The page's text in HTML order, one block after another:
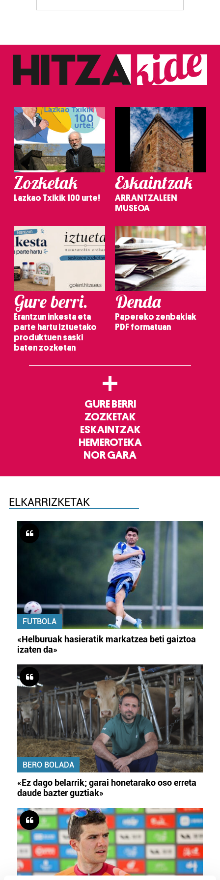
Zozketak
Lazkao Txikik 100 urte!
Eskaintzak
ARRANTZALEEN
MUSEOA
Gure berri.
Erantzun inkesta eta
parte hartu Iztuetako
produktuen saski
baten zozketan
Denda
Papereko zenbakiak
PDF formatuan
+
GURE BERRI
ZOZKETAK
ESKAINTZAK
HEMEROTEKA
NOR GARA
ELKARRIZKETAK
FUTBOLA
«Helburuak hasieratik markatzea beti gaiztoa
izaten da»
BERO BOLADA
«Ez dago belarrik; garai honetarako oso erreta
daude bazter guztiak»